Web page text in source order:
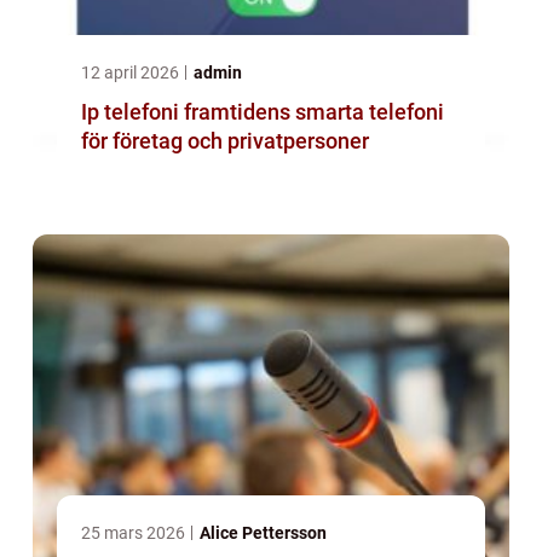
12 april 2026 admin
Ip telefoni framtidens smarta telefoni
för företag och privatpersoner
25 mars 2026 Alice Pettersson